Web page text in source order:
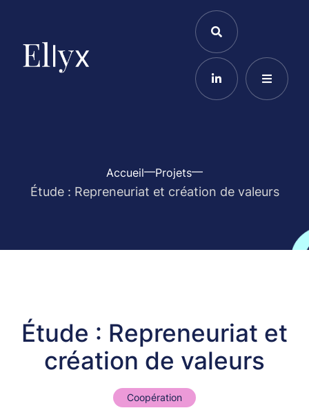
Accueil Projets
Étude : Repreneuriat et création de valeurs
Étude : Repreneuriat et
création de valeurs
Coopération